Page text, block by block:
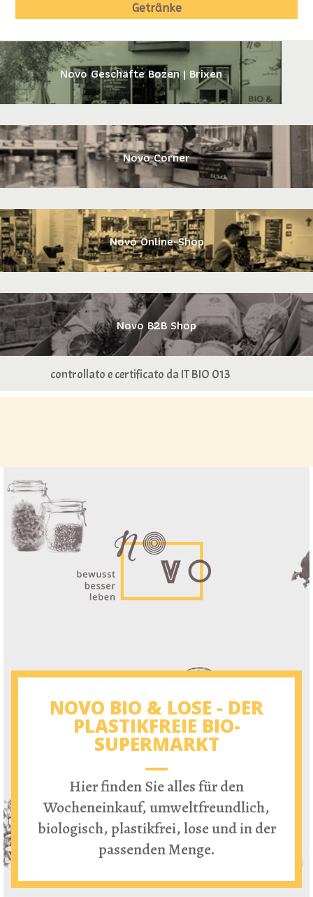
Getränke
Novo Geschäfte Bozen | Brixen
Novo Corner
Novo Online-Shop
Novo B2B Shop
controllato e certificato da IT BIO 013
NOVO BIO & LOSE - DER
PLASTIKFREIE BIO-
SUPERMARKT
Hier finden Sie alles für den
Wocheneinkauf, umweltfreundlich,
biologisch, plastikfrei, lose und in der
passenden Menge.